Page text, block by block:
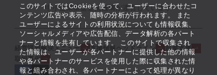
このサイトではCookieを使って、ユーザーに合わせたコ
ンテンツ広告や表示、随時の分析が行われます。 また
ユーザーによるサイトの利用状況についても情報収集、
ソーシャルメディアや広告配信、データ解析の各パート
ナーと情報を共有しています。 このサイトで収集され
た情報は、ユーザーが各パートナーに提供した他の情報
や各パートナーのサービスを使用した際に収集された情
報と組み合わされ、各パートナーによって処理が異なり
中小企業基盤整備機構が運営しています
経営課題解決メニュー 支援情報ヘッドライン
起業支援
取組事例